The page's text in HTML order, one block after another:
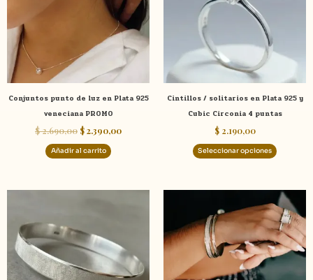
Conjuntos punto de luz en Plata 925
veneciana PROMO
$2.690,00 $2.390,00
Añadir al carrito
Cintillos / solitarios en Plata 925 y
Cubic Circonia 4 puntas
$2.190,00
Seleccionar opciones
se
elegir
en
la
de
múltiples
variantes.
Las
Este
tiene
Las